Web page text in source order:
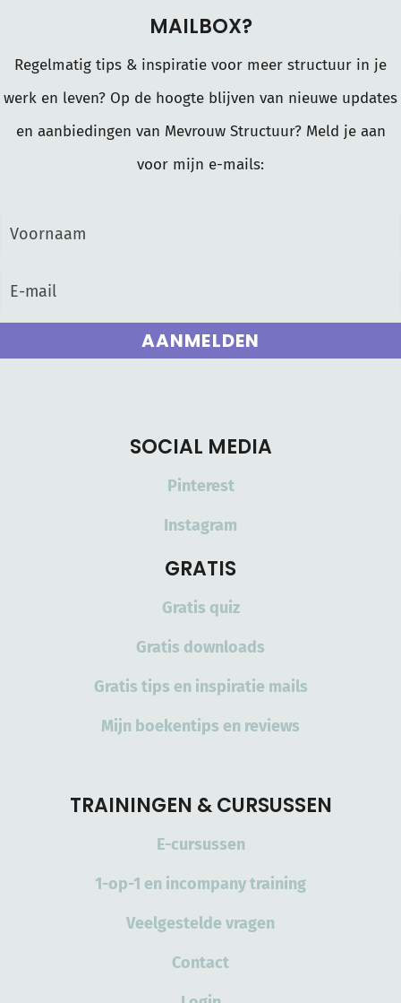
MAILBOX?
Regelmatig tips & inspiratie voor meer structuur in je
werk en leven? Op de hoogte blijven van nieuwe updates
en aanbiedingen van Mevrouw Structuur? Meld je aan
voor mijn e-mails:
AANMELDEN
SOCIAL MEDIA
Pinterest
Instagram
GRATIS
Gratis quiz
Gratis downloads
Gratis tips en inspiratie mails
Mijn boekentips en reviews
TRAININGEN & CURSUSSEN
E-cursussen
1-op-1 en incompany training
Veelgestelde vragen
Contact